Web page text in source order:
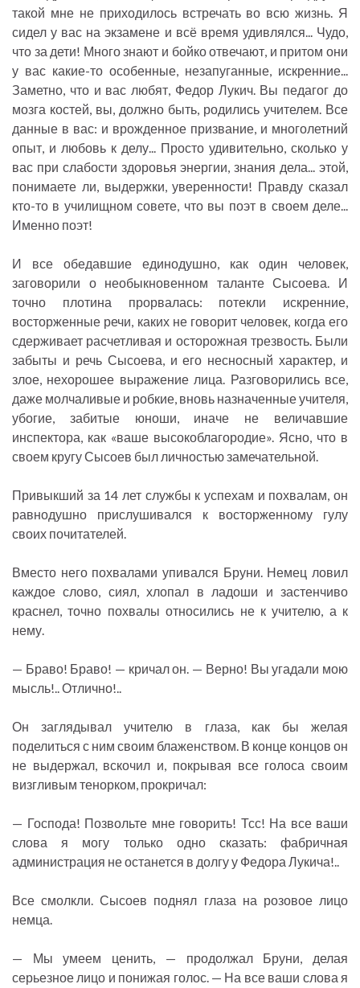
такой мне не приходилось встречать во всю жизнь. Я
сидел у вас на экзамене и всё время удивлялся... Чудо,
что за дети! Много знают и бойко отвечают, и притом они
у вас какие-то особенные, незапуганные, искренние...
Заметно, что и вас любят, Федор Лукич. Вы педагог до
мозга костей, вы, должно быть, родились учителем. Все
данные в вас: и врожденное призвание, и многолетний
опыт, и любовь к делу... Просто удивительно, сколько у
вас при слабости здоровья энергии, знания дела... этой,
понимаете ли, выдержки, уверенности! Правду сказал
кто-то в училищном совете, что вы поэт в своем деле...
Именно поэт!
И все обедавшие единодушно, как один человек,
заговорили о необыкновенном таланте Сысоева. И
точно плотина прорвалась: потекли искренние,
восторженные речи, каких не говорит человек, когда его
сдерживает расчетливая и осторожная трезвость. Были
забыты и речь Сысоева, и его несносный характер, и
злое, нехорошее выражение лица. Разговорились все,
даже молчаливые и робкие, вновь назначенные учителя,
убогие, забитые юноши, иначе не величавшие
инспектора, как «ваше высокоблагородие». Ясно, что в
своем кругу Сысоев был личностью замечательной.
Привыкший за 14 лет службы к успехам и похвалам, он
равнодушно прислушивался к восторженному гулу
своих почитателей.
Вместо него похвалами упивался Бруни. Немец ловил
каждое слово, сиял, хлопал в ладоши и застенчиво
краснел, точно похвалы относились не к учителю, а к
нему.
— Браво! Браво! — кричал он. — Верно! Вы угадали мою
мысль!.. Отлично!..
Он заглядывал учителю в глаза, как бы желая
поделиться с ним своим блаженством. В конце концов он
не выдержал, вскочил и, покрывая все голоса своим
визгливым тенорком, прокричал:
— Господа! Позвольте мне говорить! Тсс! На все ваши
слова я могу только одно сказать: фабричная
администрация не останется в долгу у Федора Лукича!..
Все смолкли. Сысоев поднял глаза на розовое лицо
немца.
— Мы умеем ценить, — продолжал Бруни, делая
серьезное лицо и понижая голос. — На все ваши слова я